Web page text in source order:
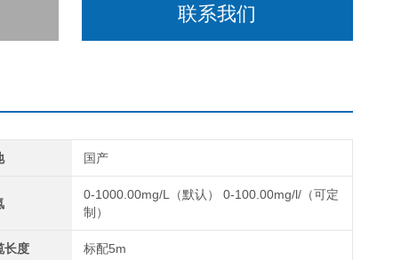
联系我们
国产
0-1000.00mg/L（默认） 0-100.00mg/l/（可定
制）
长度 标配5m